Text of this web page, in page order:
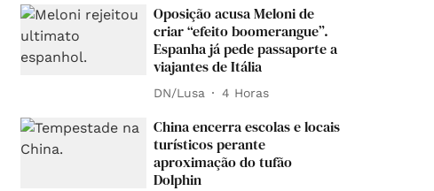
Oposição acusa Meloni de
criar “efeito boomerangue”.
Espanha já pede passaporte a
viajantes de Itália
DN/Lusa 4 Horas
China encerra escolas e locais
turísticos perante
aproximação do tufão
Dolphin